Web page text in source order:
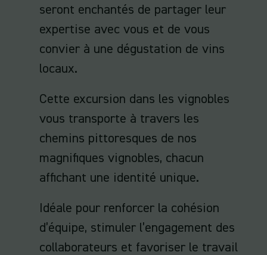
seront enchantés de partager leur
expertise avec vous et de vous
convier à une dégustation de vins
locaux.
Cette excursion dans les vignobles
vous transporte à travers les
chemins pittoresques de nos
magnifiques vignobles, chacun
affichant une identité unique.
Idéale pour renforcer la cohésion
d’équipe, stimuler l’engagement des
collaborateurs et favoriser le travail